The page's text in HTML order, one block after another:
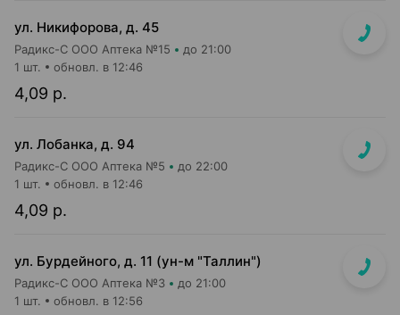
ул. Никифорова, д. 45
Радикс-С ООО Аптека №15 до 21:00
4,09 р.
1 шт. обновл. в 12:46
ул. Лобанка, д. 94
Радикс-С ООО Аптека №5 до 22:00
4,09 р.
1 шт. обновл. в 12:46
ул. Бурдейного, д. 11 (ун-м "Таллин")
Радикс-С ООО Аптека №3 до 21:00
1 шт. обновл. в 12:56